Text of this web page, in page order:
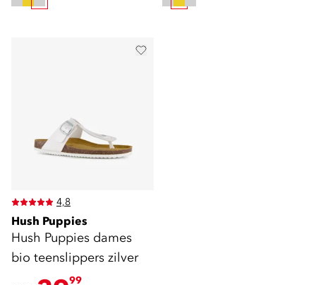
4,8
Hush Puppies
Hush Puppies dames
bio teenslippers zilver
99